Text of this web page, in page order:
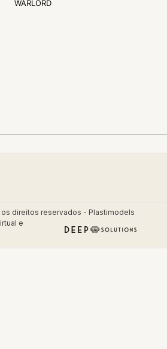
WARLORD
direitos reservados - Plastimodels
e